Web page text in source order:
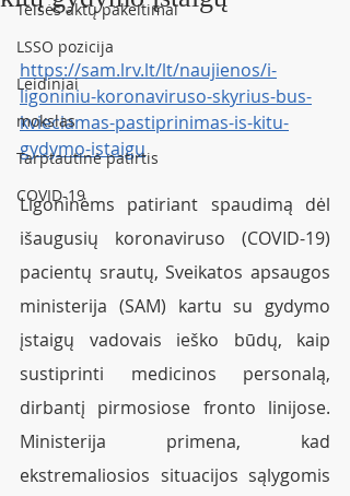
Teisės aktų pakeitimai
LSSO pozicija
Leidiniai
mokslas
Tarptautinė patirtis
COVID-19
https://sam.lrv.lt/lt/naujienos/i-
ligoniniu-koronaviruso-skyrius-bus-
kvieciamas-pastiprinimas-is-kitu-
gydymo-istaigu
Ligoninėms patiriant spaudimą dėl
išaugusių koronaviruso (COVID-19)
pacientų srautų, Sveikatos apsaugos
ministerija (SAM) kartu su gydymo
įstaigų vadovais ieško būdų, kaip
sustiprinti medicinos personalą,
dirbantį pirmosiose fronto linijose.
Ministerija primena, kad
ekstremaliosios situacijos sąlygomis